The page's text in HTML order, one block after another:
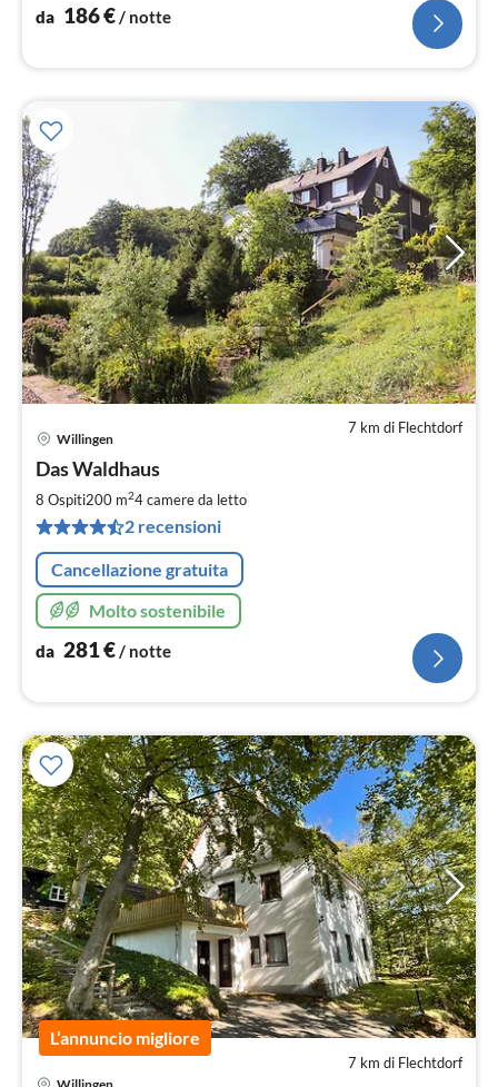
da 186€/ notte
7 km di Flechtdorf
Willingen
Das Waldhaus
8 Ospiti200 m24camere da letto
2 recensioni
Cancellazione gratuita
Molto sostenibile
da 281€/ notte
L’annuncio migliore
7 km di Flechtdorf